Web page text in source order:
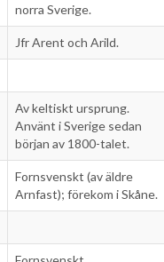
norra Sverige.
Jfr Arent och Arild.
Av keltiskt ursprung.
Använt i Sverige sedan
början av 1800-talet.
Fornsvenskt (av äldre
Arnfast); förekom i Skåne.